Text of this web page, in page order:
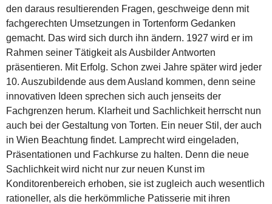
den daraus resultierenden Fragen, geschweige denn mit
fachgerechten Umsetzungen in Tortenform Gedanken
gemacht. Das wird sich durch ihn ändern. 1927 wird er im
Rahmen seiner Tätigkeit als Ausbilder Antworten
präsentieren. Mit Erfolg. Schon zwei Jahre später wird jeder
10. Auszubildende aus dem Ausland kommen, denn seine
innovativen Ideen sprechen sich auch jenseits der
Fachgrenzen herum. Klarheit und Sachlichkeit herrscht nun
auch bei der Gestaltung von Torten. Ein neuer Stil, der auch
in Wien Beachtung findet. Lamprecht wird eingeladen,
Präsentationen und Fachkurse zu halten. Denn die neue
Sachlichkeit wird nicht nur zur neuen Kunst im
Konditorenbereich erhoben, sie ist zugleich auch wesentlich
rationeller, als die herkömmliche Patisserie mit ihren